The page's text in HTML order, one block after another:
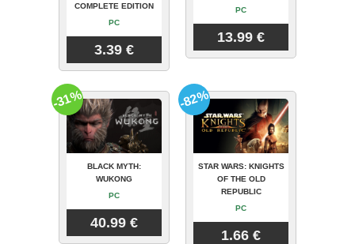
COMPLETE EDITION
PC
3.39 €
PC
13.99 €
BLACK MYTH:
WUKONG
PC
40.99 €
-31%
STAR WARS: KNIGHTS
OF THE OLD
REPUBLIC
PC
1.66 €
-82%